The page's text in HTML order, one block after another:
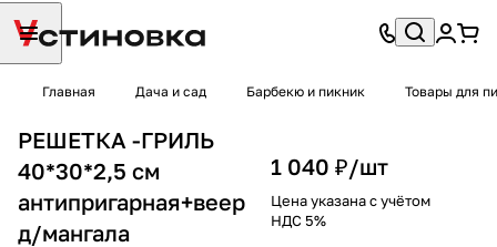
Главная Дача и сад Барбекю и пикник Товары для
РЕШЕТКА -ГРИЛЬ
40*30*2,5 см
антипригарная+веер
д/мангала
1 040 ₽/шт
Цена указана с учётом
НДС 5%